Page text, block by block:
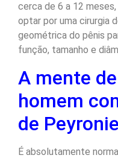
cerca de 6 a 12
optar por uma cirurgia
geométrica do pênis
função, tamanho e
A mente
homem
de Peyronie
É absolutamente